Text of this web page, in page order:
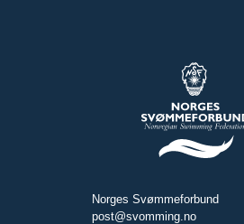
Norges Svømmeforbund
post@svomming.no